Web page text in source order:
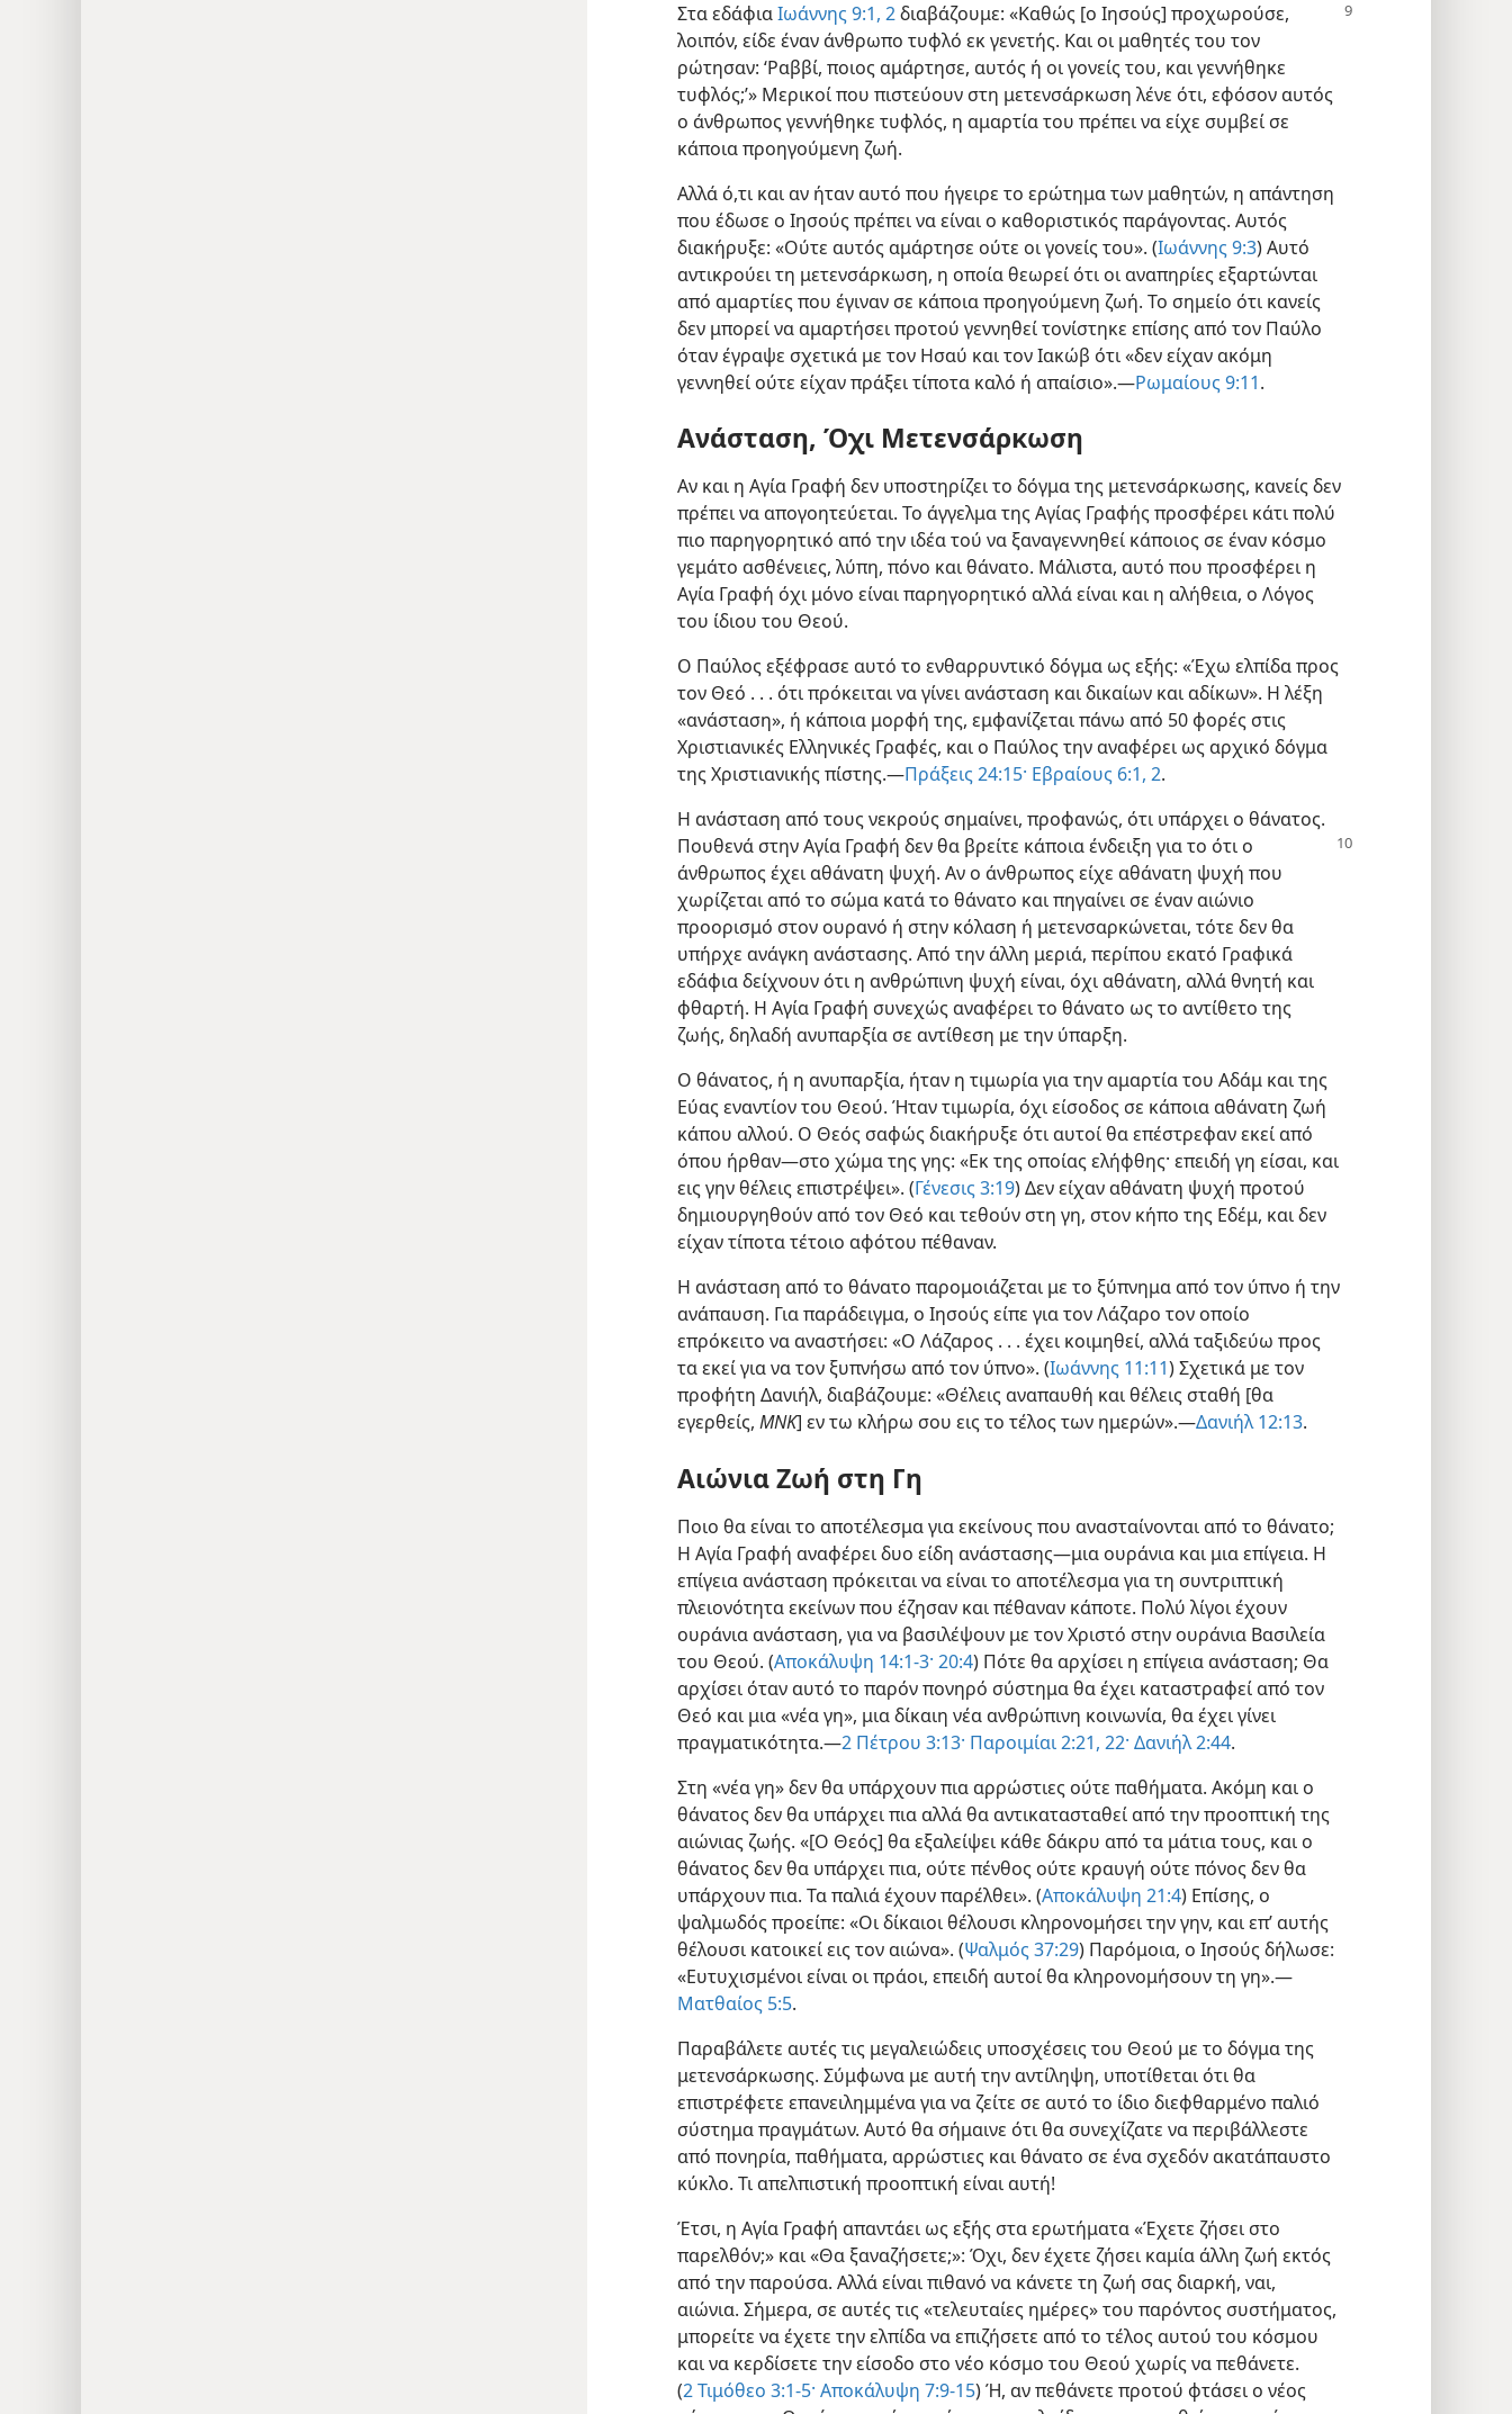
Στα εδάφιαΙωάννης 9:1, 2διαβάζουμε: «Καθώς [ο Ιησούς] προχωρούσε,
λοιπόν, είδε έναν άνθρωπο τυφλό εκ γενετής. Και οι μαθητές του τον
ρώτησαν: ‘Ραββί, ποιος αμάρτησε, αυτός ή οι γονείς του, και γεννήθηκε
τυφλός;’» Μερικοί που πιστεύουν στη μετενσάρκωση λένε ότι, εφόσον αυτός
ο άνθρωπος γεννήθηκε τυφλός, η αμαρτία του πρέπει να είχε συμβεί σε
κάποια προηγούμενη ζωή.
Αλλά ό,τι και αν ήταν αυτό που ήγειρε το ερώτημα των μαθητών, η απάντηση
που έδωσε ο Ιησούς πρέπει να είναι ο καθοριστικός παράγοντας. Αυτός
διακήρυξε: «Ούτε αυτός αμάρτησε ούτε οι γονείς του». (Ιωάννης 9:3) Αυτό
αντικρούει τη μετενσάρκωση, η οποία θεωρεί ότι οι αναπηρίες εξαρτώνται
από αμαρτίες που έγιναν σε κάποια προηγούμενη ζωή. Το σημείο ότι κανείς
δεν μπορεί να αμαρτήσει προτού γεννηθεί τονίστηκε επίσης από τον Παύλο
όταν έγραψε σχετικά με τον Ησαύ και τον Ιακώβ ότι «δεν είχαν ακόμη
γεννηθεί ούτε είχαν πράξει τίποτα καλό ή απαίσιο».—Ρωμαίους 9:11.
Ανάσταση, Όχι Μετενσάρκωση
Αν και η Αγία Γραφή δεν υποστηρίζει το δόγμα της μετενσάρκωσης, κανείς δεν
πρέπει να απογοητεύεται. Το άγγελμα της Αγίας Γραφής προσφέρει κάτι πολύ
πιο παρηγορητικό από την ιδέα τού να ξαναγεννηθεί κάποιος σε έναν κόσμο
γεμάτο ασθένειες, λύπη, πόνο και θάνατο. Μάλιστα, αυτό που προσφέρει η
Αγία Γραφή όχι μόνο είναι παρηγορητικό αλλά είναι και η αλήθεια, ο Λόγος
του ίδιου του Θεού.
Ο Παύλος εξέφρασε αυτό το ενθαρρυντικό δόγμα ως εξής: «Έχω ελπίδα προς
τον Θεό . . . ότι πρόκειται να γίνει ανάσταση και δικαίων και αδίκων». Η λέξη
«ανάσταση», ή κάποια μορφή της, εμφανίζεται πάνω από 50 φορές στις
Χριστιανικές Ελληνικές Γραφές, και ο Παύλος την αναφέρει ως αρχικό δόγμα
της Χριστιανικής πίστης.—Πράξεις 24:15· Εβραίους 6:1, 2.
Η ανάσταση από τους νεκρούς σημαίνει, προφανώς, ότι υπάρχει ο θάνατος.
Πουθενά στην Αγία Γραφή δεν θα βρείτε κάποια ένδειξη γιατο ότι ο
άνθρωπος έχει αθάνατη ψυχή. Αν ο άνθρωπος είχε αθάνατη ψυχή που
χωρίζεται από το σώμα κατά το θάνατο και πηγαίνει σε έναν αιώνιο
προορισμό στον ουρανό ή στην κόλαση ή μετενσαρκώνεται, τότε δεν θα
υπήρχε ανάγκη ανάστασης. Από την άλλη μεριά, περίπου εκατό Γραφικά
εδάφια δείχνουν ότι η ανθρώπινη ψυχή είναι, όχι αθάνατη, αλλά θνητή και
φθαρτή. Η Αγία Γραφή συνεχώς αναφέρει το θάνατο ως το αντίθετο της
ζωής, δηλαδή ανυπαρξία σε αντίθεση με την ύπαρξη.
Ο θάνατος, ή η ανυπαρξία, ήταν η τιμωρία για την αμαρτία του Αδάμ και της
Εύας εναντίον του Θεού. Ήταν τιμωρία, όχι είσοδος σε κάποια αθάνατη ζωή
κάπου αλλού. Ο Θεός σαφώς διακήρυξε ότι αυτοί θα επέστρεφαν εκεί από
όπου ήρθαν—στο χώμα της γης: «Εκ της οποίας ελήφθης· επειδή γη είσαι, και
εις γην θέλεις επιστρέψει». (Γένεσις 3:19) Δεν είχαν αθάνατη ψυχή προτού
δημιουργηθούν από τον Θεό και τεθούν στη γη, στον κήπο της Εδέμ, και δεν
είχαν τίποτα τέτοιο αφότου πέθαναν.
Η ανάσταση από το θάνατο παρομοιάζεται με το ξύπνημα από τον ύπνο ή την
ανάπαυση. Για παράδειγμα, ο Ιησούς είπε για τον Λάζαρο τον οποίο
επρόκειτο να αναστήσει: «Ο Λάζαρος . . . έχει κοιμηθεί, αλλά ταξιδεύω προς
τα εκεί για να τον ξυπνήσω από τον ύπνο». (Ιωάννης 11:11) Σχετικά με τον
προφήτη Δανιήλ, διαβάζουμε: «Θέλεις αναπαυθή και θέλεις σταθή [θα
εγερθείς, ΜΝΚ] εν τω κλήρω σου εις το τέλος των ημερών».—Δανιήλ 12:13.
Αιώνια Ζωή στη Γη
Ποιο θα είναι το αποτέλεσμα για εκείνους που ανασταίνονται από το θάνατο;
Η Αγία Γραφή αναφέρει δυο είδη ανάστασης—μια ουράνια και μια επίγεια. Η
επίγεια ανάσταση πρόκειται να είναι το αποτέλεσμα για τη συντριπτική
πλειονότητα εκείνων που έζησαν και πέθαναν κάποτε. Πολύ λίγοι έχουν
ουράνια ανάσταση, για να βασιλέψουν με τον Χριστό στην ουράνια Βασιλεία
του Θεού. (Αποκάλυψη 14:1-3· 20:4) Πότε θα αρχίσει η επίγεια ανάσταση; Θα
αρχίσει όταν αυτό το παρόν πονηρό σύστημα θα έχει καταστραφεί από τον
Θεό και μια «νέα γη», μια δίκαιη νέα ανθρώπινη κοινωνία, θα έχει γίνει
πραγματικότητα.—2 Πέτρου 3:13· Παροιμίαι 2:21, 22· Δανιήλ 2:44.
Στη «νέα γη» δεν θα υπάρχουν πια αρρώστιες ούτε παθήματα. Ακόμη και ο
θάνατος δεν θα υπάρχει πια αλλά θα αντικατασταθεί από την προοπτική της
αιώνιας ζωής. «[Ο Θεός] θα εξαλείψει κάθε δάκρυ από τα μάτια τους, και ο
θάνατος δεν θα υπάρχει πια, ούτε πένθος ούτε κραυγή ούτε πόνος δεν θα
υπάρχουν πια. Τα παλιά έχουν παρέλθει». (Αποκάλυψη 21:4) Επίσης, ο
ψαλμωδός προείπε: «Οι δίκαιοι θέλουσι κληρονομήσει την γην, και επ’ αυτής
θέλουσι κατοικεί εις τον αιώνα». (Ψαλμός 37:29) Παρόμοια, ο Ιησούς δήλωσε:
«Ευτυχισμένοι είναι οι πράοι, επειδή αυτοί θα κληρονομήσουν τη γη».—
Ματθαίος 5:5.
Παραβάλετε αυτές τις μεγαλειώδεις υποσχέσεις του Θεού με το δόγμα της
μετενσάρκωσης. Σύμφωνα με αυτή την αντίληψη, υποτίθεται ότι θα
επιστρέφετε επανειλημμένα για να ζείτε σε αυτό το ίδιο διεφθαρμένο παλιό
σύστημα πραγμάτων. Αυτό θα σήμαινε ότι θα συνεχίζατε να περιβάλλεστε
από πονηρία, παθήματα, αρρώστιες και θάνατο σε ένα σχεδόν ακατάπαυστο
κύκλο. Τι απελπιστική προοπτική είναι αυτή!
Έτσι, η Αγία Γραφή απαντάει ως εξής στα ερωτήματα «Έχετε ζήσει στο
παρελθόν;» και «Θα ξαναζήσετε;»: Όχι, δεν έχετε ζήσει καμία άλλη ζωή εκτός
από την παρούσα. Αλλά είναι πιθανό να κάνετε τη ζωή σας διαρκή, ναι,
αιώνια. Σήμερα, σε αυτές τις «τελευταίες ημέρες» του παρόντος συστήματος,
μπορείτε να έχετε την ελπίδα να επιζήσετε από το τέλος αυτού του κόσμου
και να κερδίσετε την είσοδο στο νέο κόσμο του Θεού χωρίς να πεθάνετε.
(2 Τιμόθεο 3:1-5· Αποκάλυψη 7:9-15) Ή, αν πεθάνετε προτού φτάσει ο νέος